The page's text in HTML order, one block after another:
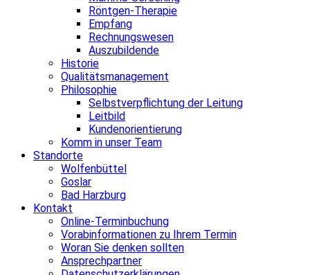
Röntgen-Therapie
Empfang
Rechnungswesen
Auszubildende
Historie
Qualitätsmanagement
Philosophie
Selbstverpflichtung der Leitung
Leitbild
Kundenorientierung
Komm in unser Team
Standorte
Wolfenbüttel
Goslar
Bad Harzburg
Kontakt
Online-Terminbuchung
Vorabinformationen zu Ihrem Termin
Woran Sie denken sollten
Ansprechpartner